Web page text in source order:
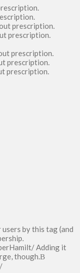
prescription.
prescription.
prescription.
prescription.
prescription.
by this tag (and
Adding it
though.В